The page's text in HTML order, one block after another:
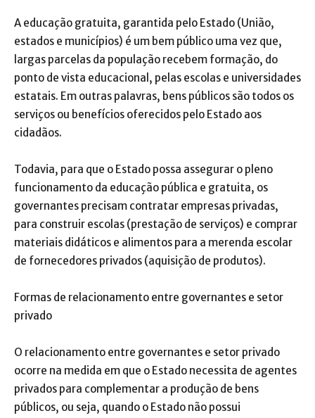
A educação gratuita, garantida pelo Estado (União,
estados e municípios) é um bem público uma vez que,
largas parcelas da população recebem formação, do
ponto de vista educacional, pelas escolas e universidades
estatais. Em outras palavras, bens públicos são todos os
serviços ou benefícios oferecidos pelo Estado aos
cidadãos.
Todavia, para que o Estado possa assegurar o pleno
funcionamento da educação pública e gratuita, os
governantes precisam contratar empresas privadas,
para construir escolas (prestação de serviços) e comprar
materiais didáticos e alimentos para a merenda escolar
de fornecedores privados (aquisição de produtos).
Formas de relacionamento entre governantes e setor
privado
O relacionamento entre governantes e setor privado
ocorre na medida em que o Estado necessita de agentes
privados para complementar a produção de bens
públicos, ou seja, quando o Estado não possui